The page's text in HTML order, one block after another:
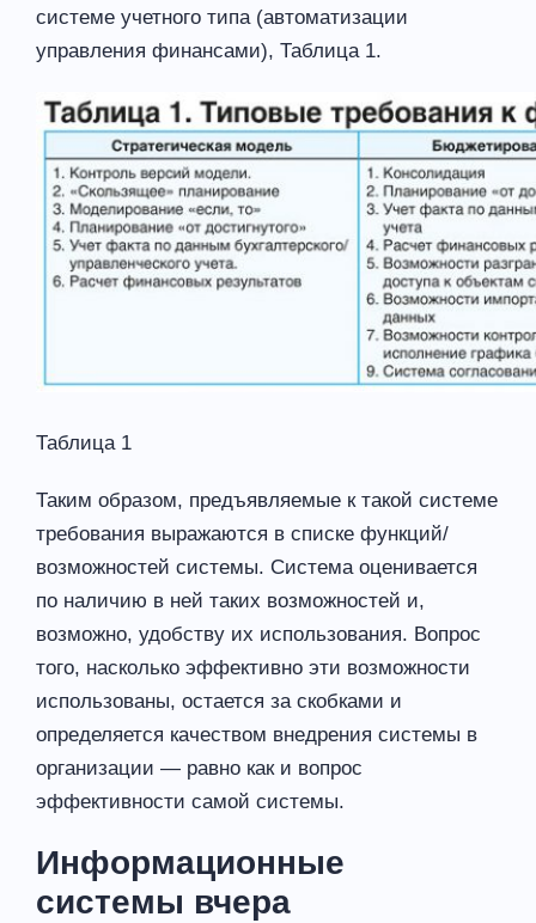
системе учетного типа (автоматизации
управления финансами), Таблица 1.
Таблица 1
Таким образом, предъявляемые к такой системе
требования выражаются в списке функций/
возможностей системы. Система оценивается
по наличию в ней таких возможностей и,
возможно, удобству их использования. Вопрос
того, насколько эффективно эти возможности
использованы, остается за скобками и
определяется качеством внедрения системы в
организации — равно как и вопрос
эффективности самой системы.
Информационные
системы вчера